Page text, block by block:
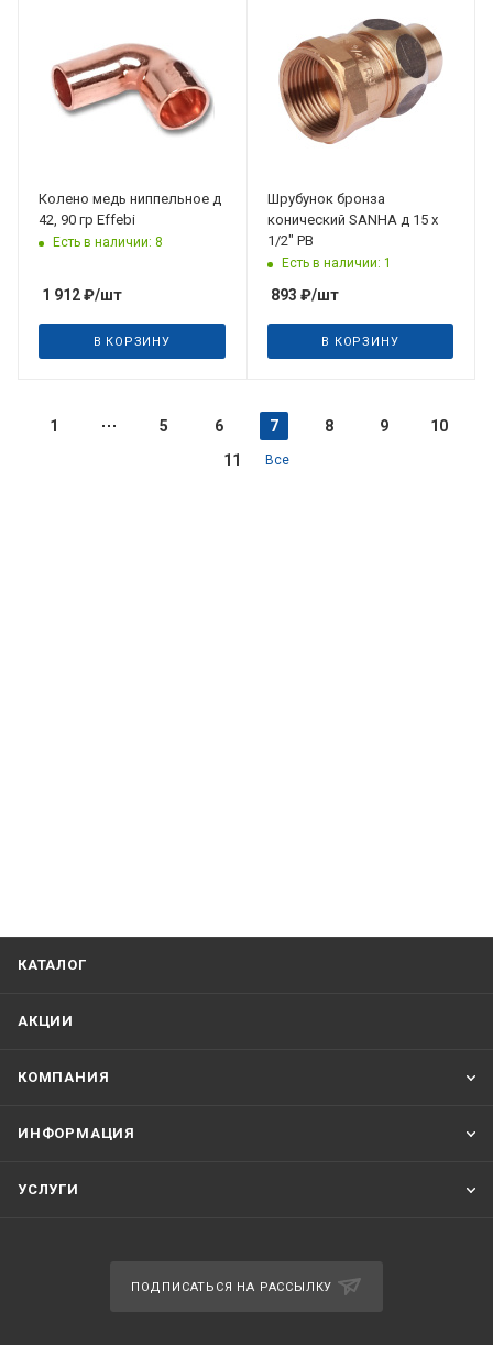
Колено медь ниппельное д
42, 90 гр Effebi
Есть в наличии: 8
1 912₽/шт
В КОРЗИНУ
Шрубунок бронза
конический SANHA д 15 х
1/2" РВ
Есть в наличии: 1
893 ₽/шт
В КОРЗИНУ
1 5 6 7 8 9
10
11
Все
КАТАЛОГ
АКЦИИ
КОМПАНИЯ
ИНФОРМАЦИЯ
УСЛУГИ
ПОДПИСАТЬСЯ НА РАССЫЛКУ